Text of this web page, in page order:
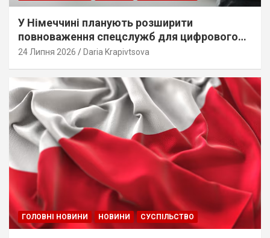
У Німеччині планують розширити
повноваження спецслужб для цифрового
стеження
24 Липня 2026 Daria Krapivtsova
ГОЛОВНІ НОВИНИ НОВИНИ СУСПІЛЬСТВО